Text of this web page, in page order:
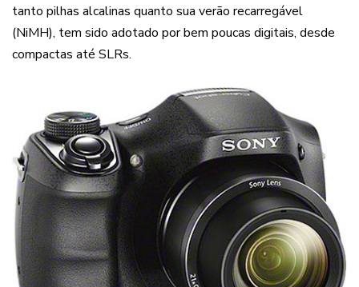
tanto pilhas alcalinas quanto sua verão recarregável
(NiMH), tem sido adotado por bem poucas digitais, desde
compactas até SLRs.